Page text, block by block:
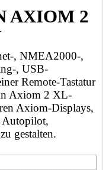
AXIOM 2
, NMEA2000-,
, USB-
Remote-Tastatur
Axiom 2 XL-
Axiom-Displays,
Autopilot,
gestalten.